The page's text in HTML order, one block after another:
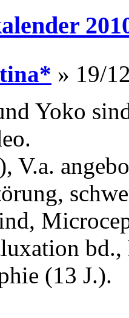
» 19/
Yoko
V.a.
bd.,
(13 J.).